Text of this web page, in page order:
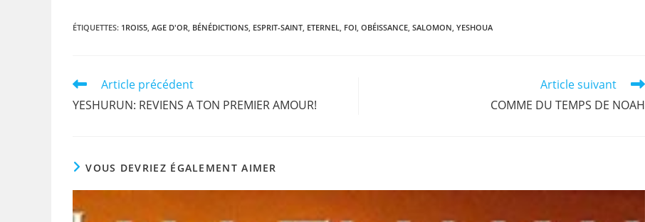
c
b
o
itt ai
h
at
A
p
t
ÉTIQUETTES: 1ROIS5, AGE D'OR, BÉNÉDICTIONS, ESPRIT-SAINT, ETERNEL, FOI, OBÉISSANCE, SALOMON, YESHOUA
Read
articles
Article précédent
YESHURUN: REVIENS A TON PREMIER AMOUR!
Article suivant
COMME DU TEMPS DE NOAH
VOUS DEVRIEZ ÉGALEMENT AIMER